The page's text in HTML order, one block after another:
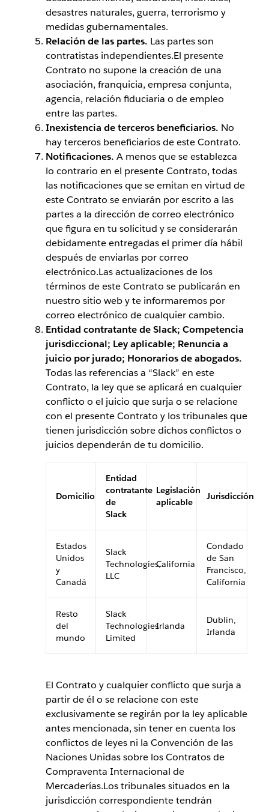
desastres naturales, guerra, terrorismo y
medidas gubernamentales.
Relación de las partes. Las partes son
contratistas independientes.El presente
Contrato no supone la creación de una
asociación, franquicia, empresa conjunta,
agencia, relación fiduciaria o de empleo
entre las partes.
Inexistencia de terceros beneficiarios. No
hay terceros beneficiarios de este Contrato.
Notificaciones. A menos que se establezca
lo contrario en el presente Contrato, todas
las notificaciones que se emitan en virtud de
este Contrato se enviarán por escrito a las
partes a la dirección de correo electrónico
que figura en tu solicitud y se considerarán
debidamente entregadas el primer día hábil
después de enviarlas por correo
electrónico.Las actualizaciones de los
términos de este Contrato se publicarán en
nuestro sitio web y te informaremos por
correo electrónico de cualquier cambio.
Entidad contratante de Slack; Competencia
jurisdiccional; Ley aplicable; Renuncia a
juicio por jurado; Honorarios de abogados.
Todas las referencias a “Slack” en este
Contrato, la ley que se aplicará en cualquier
conflicto o el juicio que surja o se relacione
con el presente Contrato y los tribunales que
tienen jurisdicción sobre dichos conflictos o
juicios dependerán de tu domicilio.
Domicilio
Entidad
contratante
de
Slack
Legislación
aplicable
Jurisdicción
Estados
Unidos
y
Canadá
Slack
Technologies,
LLC
California
Condado
de San
Francisco,
California
Resto
del
mundo
Slack
Technologies
Limited
Irlanda
Dublín,
Irlanda
El Contrato y cualquier conflicto que surja a
partir de él o se relacione con este
exclusivamente se regirán por la ley aplicable
antes mencionada, sin tener en cuenta los
conflictos de leyes ni la Convención de las
Naciones Unidas sobre los Contratos de
Compraventa Internacional de
Mercaderías.Los tribunales situados en la
jurisdicción correspondiente tendrán